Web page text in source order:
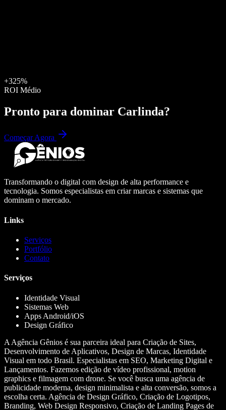
+325%
ROI Médio
Pronto para dominar Carlinda?
Começar Agora
Transformando o digital com design de alta performance e
tecnologia. Somos especialistas em criar marcas e sistemas que
dominam o mercado.
Links
Serviços
Portfólio
Contato
Serviços
Identidade Visual
Sistemas Web
Apps Android/iOS
Design Gráfico
A Agência Gênios é sua parceira ideal para Criação de Sites,
Desenvolvimento de Aplicativos, Design de Marcas, Identidade
Visual em todo Brasil. Especialistas em SEO, Marketing Digital e
Lançamentos. Fazemos edição de vídeo profissional, motion
graphics e filmagem com drone. Se você busca uma agência de
publicidade moderna, design minimalista e alta conversão, somos a
escolha certa. Agência de Design Gráfico, Criação de Logotipos,
Branding, Web Design Responsivo, Criação de Landing Pages de